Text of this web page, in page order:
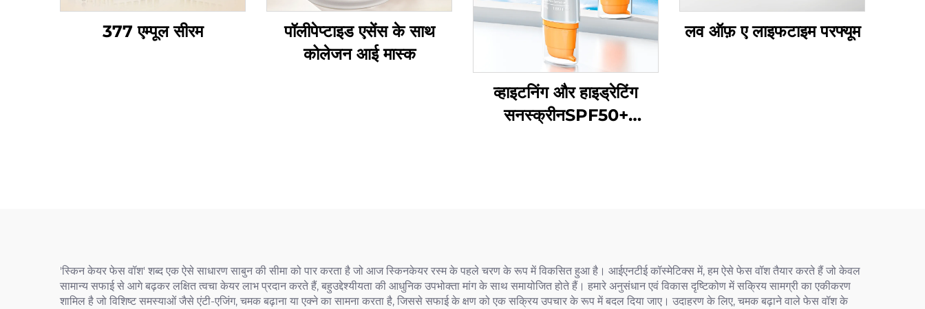
377 एम्पूल सीरम
पॉलीपेप्टाइड एसेंस के साथ
कोलेजन आई मास्क
व्हाइटनिंग और हाइड्रेटिंग
सनस्क्रीनSPF50+
लव ऑफ़ ए लाइफटाइम परफ्यूम
'स्किन केयर फेस वॉश' शब्द एक ऐसे साधारण साबुन की सीमा को पार करता है जो आज स्किनकेयर रस्म के पहले चरण के रूप में विकसित हुआ है। आईएनटीई कॉस्मेटिक्स में, हम ऐसे फेस वॉश तैयार करते हैं जो केवल
सामान्य सफाई से आगे बढ़कर लक्षित त्वचा केयर लाभ प्रदान करते हैं, बहुउद्देश्यीयता की आधुनिक उपभोक्ता मांग के साथ समायोजित होते हैं। हमारे अनुसंधान एवं विकास दृष्टिकोण में सक्रिय सामग्री का एकीकरण
शामिल है जो विशिष्ट समस्याओं जैसे एंटी-एजिंग, चमक बढ़ाना या एक्ने का सामना करता है, जिससे सफाई के क्षण को एक सक्रिय उपचार के रूप में बदल दिया जाए। उदाहरण के लिए, चमक बढ़ाने वाले फेस वॉश के